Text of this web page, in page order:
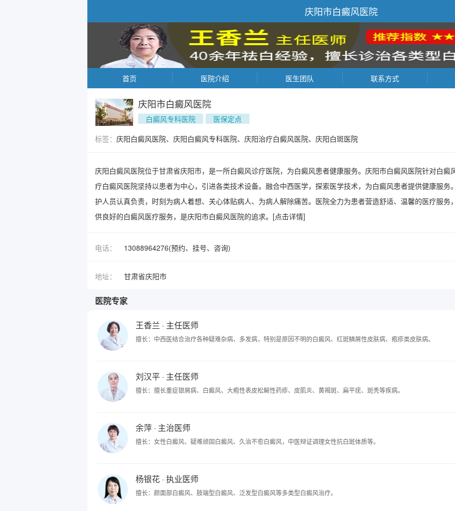
庆阳市白癜风医院
首页 医院介绍 医生团队 联系方式
庆阳市白癜风医院
白癜风专科医院
医保定点
标签： 庆阳白癜风医院、庆阳白癜风专科医院、庆阳治疗白癜风医院、庆阳白斑医院
庆阳白癜风医院位于甘肃省庆阳市，是一所白癜风诊疗医院，为白癜风患者健康服务。庆阳市白癜风医院针对白
疗白癜风医院坚持以患者为中心，引进各类技术设备。融合中西医学，探索医学技术，为白癜风患者提供健康服
护人员认真负责，时刻为病人着想、关心体贴病人、为病人解除痛苦。医院全力为患者营造舒适、温馨的医疗服
供良好的白癜风医疗服务，是庆阳市白癜风医院的追求。 [点击详情]
电话： 13088964276(预约、挂号、咨询)
地址： 甘肃省庆阳市
医院专家
王香兰 · 主任医师
擅长：中西医结合治疗各种疑难杂病、多发病，特别是原因不明的白癜风、红斑鳞屑性皮肤病、疱疹类皮肤病。
刘汉平 · 主任医师
擅长：擅长重症银屑病、白癜风、大疱性表皮松解性药疹、皮肌炎、黄褐斑、扁平疣、斑秃等疾病。
余萍 · 主治医师
擅长：女性白癜风、疑难顽固白癜风、久治不愈白癜风，中医辩证调理女性抗白斑体质等。
杨银花 · 执业医师
擅长：颜面部白癜风、肢端型白癜风、泛发型白癜风等多类型白癜风治疗。